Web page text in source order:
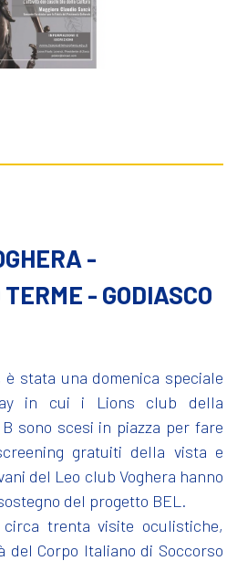
-
- GODIASCO
è stata una domenica speciale
in cui i Lions club della
sono scesi in piazza per fare
gratuiti della vista e
del Leo club Voghera hanno
del progetto BEL.
trenta visite oculistiche,
del Corpo Italiano di Soccorso